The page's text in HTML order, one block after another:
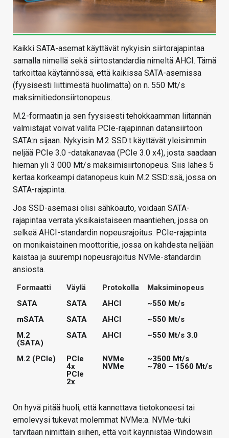
Kaikki SATA-asemat käyttävät nykyisin siirtorajapintaa
samalla nimellä sekä siirtostandardia nimeltä AHCI. Tämä
tarkoittaa käytännössä, että kaikissa SATA-asemissa
(fyysisesti liittimestä huolimatta) on n. 550 Mt/s
maksimitiedonsiirtonopeus.
M.2-formaatin ja sen fyysisesti tehokkaamman liitännän
valmistajat voivat valita PCIe-rajapinnan datansiirtoon
SATA:n sijaan. Nykyisin M.2 SSD:t käyttävät yleisimmin
neljää PCIe 3.0 -datakanavaa (PCIe 3.0 x4), josta saadaan
hieman yli 3 000 Mt/s maksimisiirtonopeus. Siis lähes 5
kertaa korkeampi datanopeus kuin M.2 SSD:ssä, jossa on
SATA-rajapinta.
Jos SSD-asemasi olisi sähköauto, voidaan SATA-
rajapintaa verrata yksikaistaiseen maantiehen, jossa on
selkeä AHCI-standardin nopeusrajoitus. PCIe-rajapinta
on monikaistainen moottoritie, jossa on kahdesta neljään
kaistaa ja suurempi nopeusrajoitus NVMe-standardin
ansiosta.
Formaatti Väylä Protokolla
Maksiminopeus
SATA
SATA AHCI
~550 Mt/s
mSATA
SATA AHCI
~550 Mt/s
M.2
(SATA)
SATA AHCI ~550 Mt/s 3.0
M.2 (PCIe)
PCIe
4x
PCIe
2x
NVMe
NVMe
~3500 Mt/s
~780 – 1560 Mt/s
On hyvä pitää huoli, että kannettava tietokoneesi tai
emolevysi tukevat molemmat NVMe:a. NVMe-tuki
tarvitaan nimittäin siihen, että voit käynnistää Windowsin